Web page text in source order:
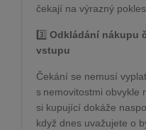
čekají na výrazný
3️ Odkládání nákupu
vstupu
Čekání se nemusí
s nemovitostmi obvykle
si kupující dokáže
když dnes uvažujete o